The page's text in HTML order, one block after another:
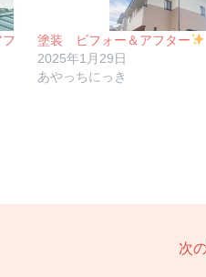
塗装 ビフォー＆アフター
2025年1月29日
あやっちにっき
次